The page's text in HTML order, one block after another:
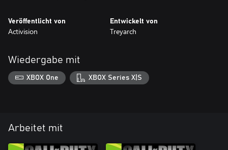
Veröffentlicht von
Activision
Entwickelt von
Treyarch
Wiedergabe mit
XBOX One XBOX Series X|S
Arbeitet mit